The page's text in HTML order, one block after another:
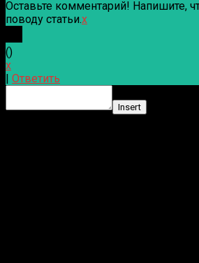
Оставьте комментарий! Напишите,
поводу статьи.x
()
x
Ответить
Insert